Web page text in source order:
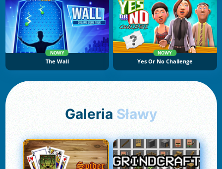
NOWY
The Wall
NOWY
Yes Or No Challenge
Galeria Sławy